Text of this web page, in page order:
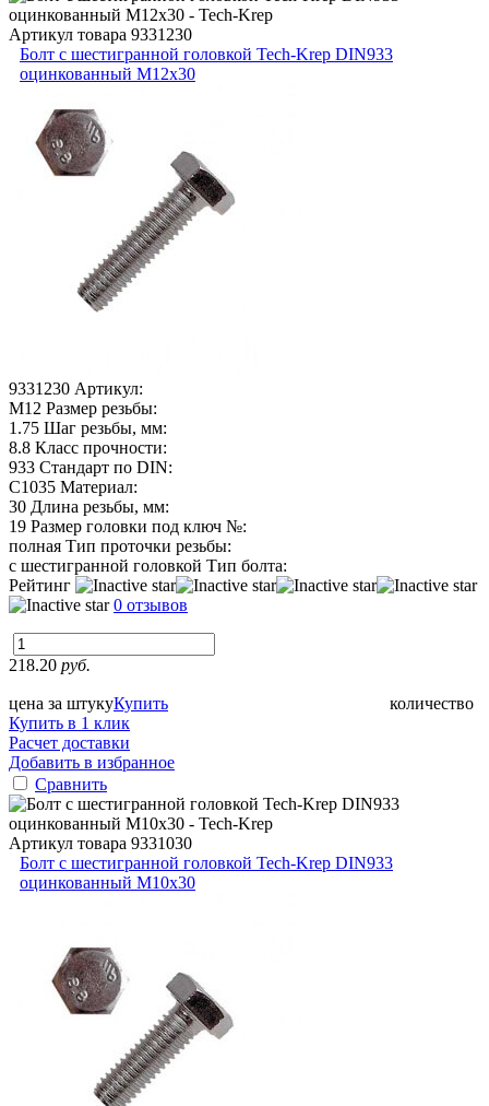
Артикул товара 9331230
Болт с шестигранной головкой Tech-Krep DIN933
оцинкованный М12х30
9331230 Артикул:
М12 Размер резьбы:
1.75 Шаг резьбы, мм:
8.8 Класс прочности:
933 Стандарт по DIN:
C1035 Материал:
30 Длина резьбы, мм:
19 Размер головки под ключ №:
полная Тип проточки резьбы:
с шестигранной головкой Тип болта:
Рейтинг
0 отзывов
218.20 руб.
цена за штуку количество
Купить
Купить в 1 клик
Расчет доставки
Добавить в избранное
Сравнить
Артикул товара 9331030
Болт с шестигранной головкой Tech-Krep DIN933
оцинкованный М10х30